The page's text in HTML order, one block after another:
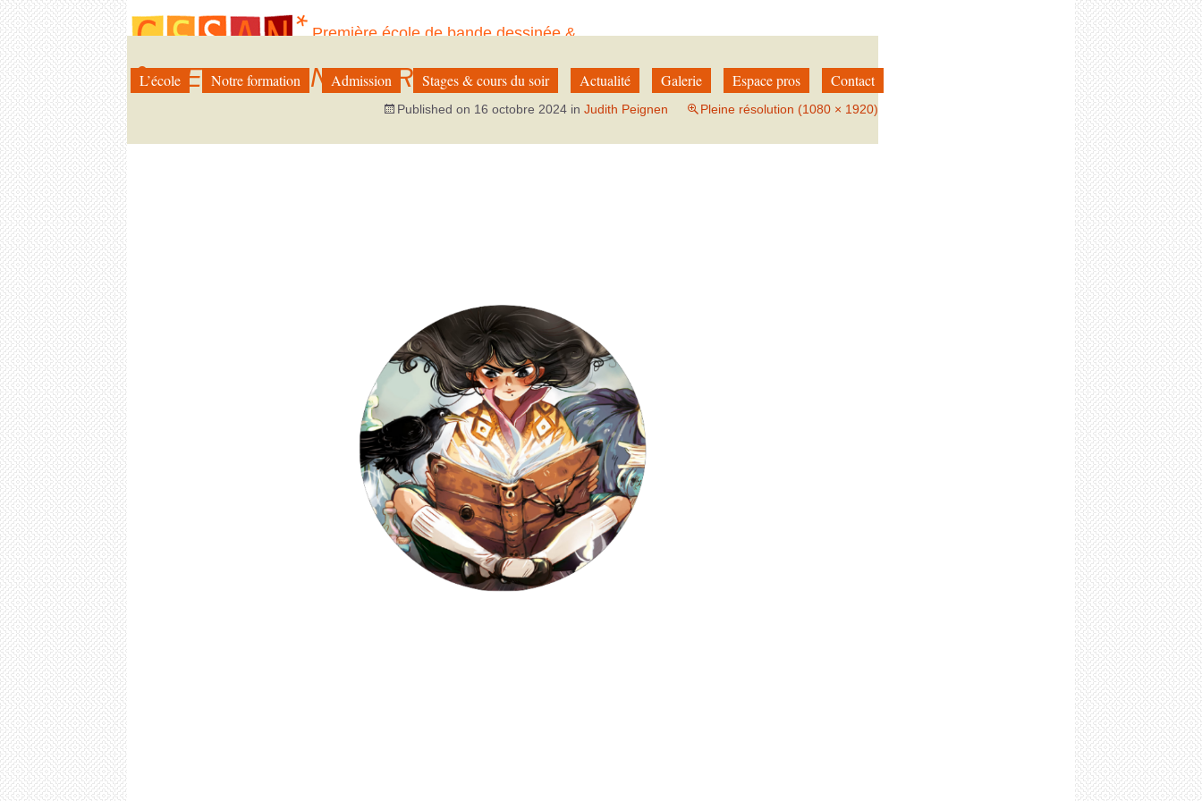
Première école de bande dessinée &
Aller
au
L’école Notre formation Admission Stages & cours du soir Actualité Galerie Espace pros Contact
DESIGN SANS TITRE-4
Published on 16 octobre 2024 in Judith Peignen Pleine résolution (1080 × 1920)